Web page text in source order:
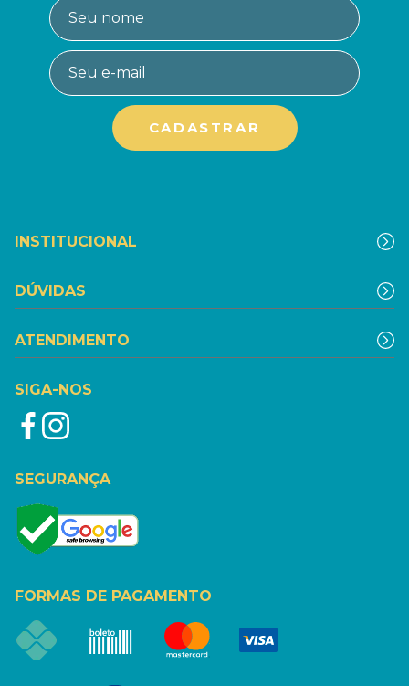
INSTITUCIONAL
DÚVIDAS
ATENDIMENTO
SIGA-NOS
SEGURANÇA
FORMAS DE PAGAMENTO